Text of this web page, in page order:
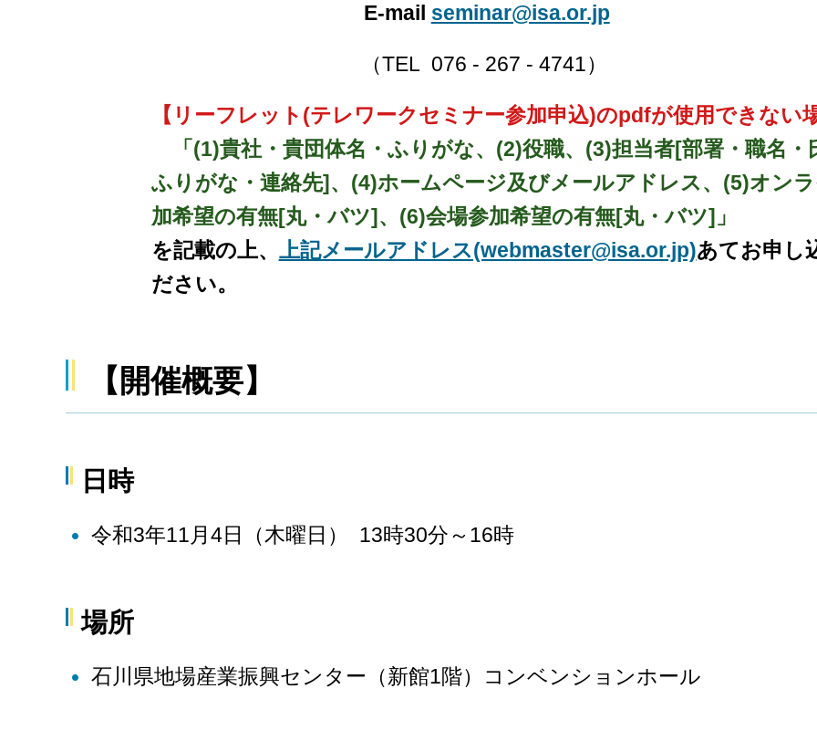
E-mail seminar@isa.or.jp
（TEL 076 - 267 - 4741）
【リーフレット(テレワークセミナー参加申込)のpdfが使用できない場
「(1)貴社・貴団体名・ふりがな、(2)役職、(3)担当者[部署・職名・
ふりがな・連絡先]、(4)ホームページ及びメールアドレス、(5)オン
加希望の有無[丸・バツ]、(6)会場参加希望の有無[丸・バツ]」
を記載の上、 上記メールアドレス(webmaster@isa.or.jp)あてお申し
ださい。
【開催概要】
日時
令和3年11月4日（木曜日） 13時30分～16時
場所
石川県地場産業振興センター（新館1階）コンベンションホール